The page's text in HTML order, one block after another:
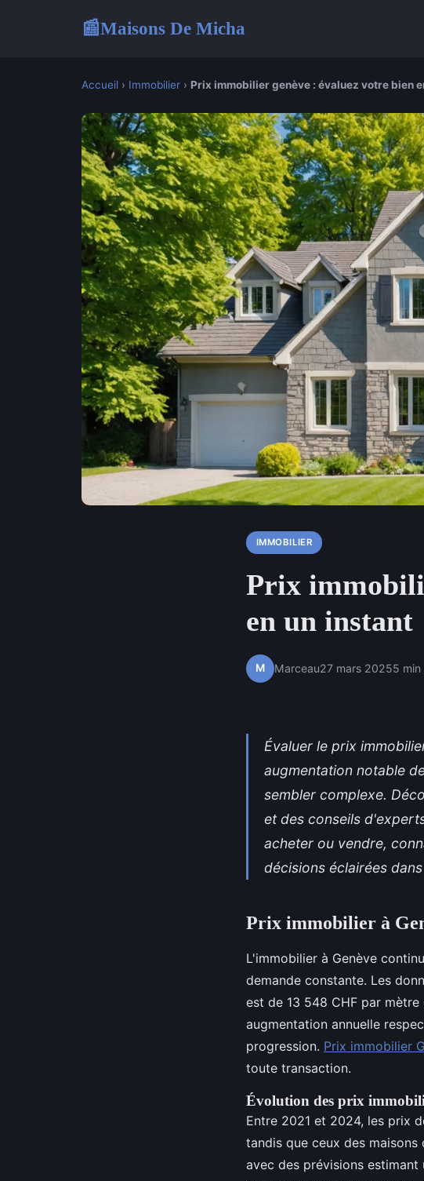
📰Maisons De Micha
Accueil › Immobilier › Prix immobilier genève : évaluez votre bien
IMMOBILIER
Prix
en un instant
M Marceau27 mars 20255
Évaluer le prix
augmentation notable
sembler complexe.
et des conseils
acheter ou vendre,
décisions éclairées
Prix immobilier à
L'immobilier à Genève
demande constante. Les
est de 13 548 CHF par
augmentation annuelle
progression. Prix immobilier
toute transaction.
Évolution des prix
Entre 2021 et 2024, les prix
tandis que ceux des
avec des prévisions